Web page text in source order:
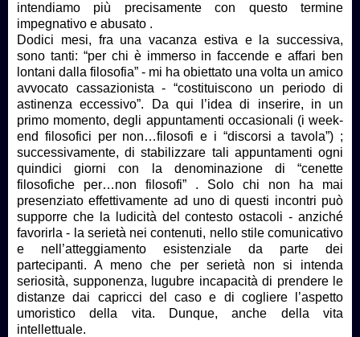
intendiamo più precisamente con questo termine
impegnativo e abusato .
Dodici mesi, fra una vacanza estiva e la successiva,
sono tanti: “per chi è immerso in faccende e affari ben
lontani dalla filosofia” - mi ha obiettato una volta un amico
avvocato cassazionista - “costituiscono un periodo di
astinenza eccessivo”. Da qui l’idea di inserire, in un
primo momento, degli appuntamenti occasionali (i week-
end filosofici per non…filosofi e i “discorsi a tavola”) ;
successivamente, di stabilizzare tali appuntamenti ogni
quindici giorni con la denominazione di “cenette
filosofiche per…non filosofi” . Solo chi non ha mai
presenziato effettivamente ad uno di questi incontri può
supporre che la ludicità del contesto ostacoli - anziché
favorirla - la serietà nei contenuti, nello stile comunicativo
e nell’atteggiamento esistenziale da parte dei
partecipanti. A meno che per serietà non si intenda
seriosità, supponenza, lugubre incapacità di prendere le
distanze dai capricci del caso e di cogliere l’aspetto
umoristico della vita. Dunque, anche della vita
intellettuale.